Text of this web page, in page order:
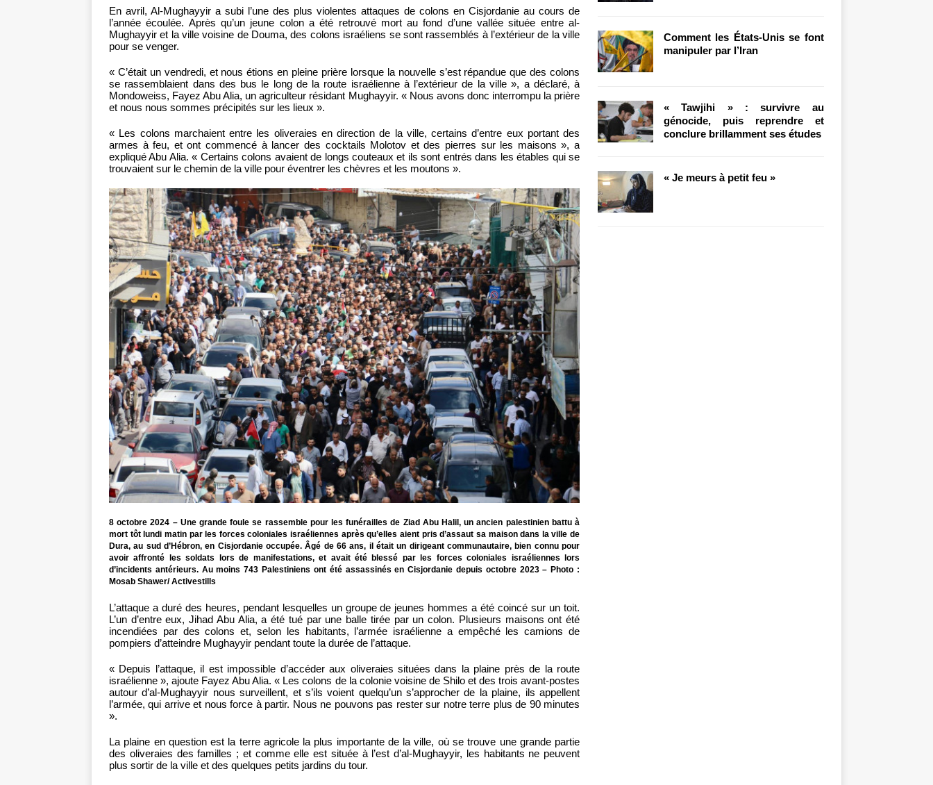
En avril, Al-Mughayyir a subi l’une des plus violentes attaques de colons en Cisjordanie au cours de
l’année écoulée. Après qu’un jeune colon a été retrouvé mort au fond d’une vallée située entre al-
Mughayyir et la ville voisine de Douma, des colons israéliens se sont rassemblés à l’extérieur de la ville
pour se venger.
« C’était un vendredi, et nous étions en pleine prière lorsque la nouvelle s’est répandue que des colons
se rassemblaient dans des bus le long de la route israélienne à l’extérieur de la ville », a déclaré, à
Mondoweiss, Fayez Abu Alia, un agriculteur résidant Mughayyir. « Nous avons donc interrompu la prière
et nous nous sommes précipités sur les lieux ».
« Les colons marchaient entre les oliveraies en direction de la ville, certains d’entre eux portant des
armes à feu, et ont commencé à lancer des cocktails Molotov et des pierres sur les maisons », a
expliqué Abu Alia. « Certains colons avaient de longs couteaux et ils sont entrés dans les étables qui se
trouvaient sur le chemin de la ville pour éventrer les chèvres et les moutons ».
8 octobre 2024 – Une grande foule se rassemble pour les funérailles de Ziad Abu Halil, un ancien palestinien battu à
mort tôt lundi matin par les forces coloniales israéliennes après qu’elles aient pris d’assaut sa maison dans la ville de
Dura, au sud d’Hébron, en Cisjordanie occupée. Âgé de 66 ans, il était un dirigeant communautaire, bien connu pour
avoir affronté les soldats lors de manifestations, et avait été blessé par les forces coloniales israéliennes lors
d’incidents antérieurs. Au moins 743 Palestiniens ont été assassinés en Cisjordanie depuis octobre 2023 – Photo :
Mosab Shawer/ Activestills
L’attaque a duré des heures, pendant lesquelles un groupe de jeunes hommes a été coincé sur un toit.
L’un d’entre eux, Jihad Abu Alia, a été tué par une balle tirée par un colon. Plusieurs maisons ont été
incendiées par des colons et, selon les habitants, l’armée israélienne a empêché les camions de
pompiers d’atteindre Mughayyir pendant toute la durée de l’attaque.
« Depuis l’attaque, il est impossible d’accéder aux oliveraies situées dans la plaine près de la route
israélienne », ajoute Fayez Abu Alia. « Les colons de la colonie voisine de Shilo et des trois avant-postes
autour d’al-Mughayyir nous surveillent, et s’ils voient quelqu’un s’approcher de la plaine, ils appellent
l’armée, qui arrive et nous force à partir. Nous ne pouvons pas rester sur notre terre plus de 90 minutes
».
La plaine en question est la terre agricole la plus importante de la ville, où se trouve une grande partie
des oliveraies des familles ; et comme elle est située à l’est d’al-Mughayyir, les habitants ne peuvent
plus sortir de la ville et des quelques petits jardins du tour.
Comment les États-Unis se font
manipuler par l’Iran
« Tawjihi » : survivre au
génocide, puis reprendre et
conclure brillamment ses études
« Je meurs à petit feu »